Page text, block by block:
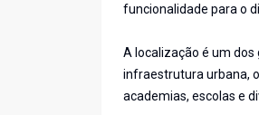
funcionalidade para o
A localização é um
infraestrutura urbana,
academias, escolas e